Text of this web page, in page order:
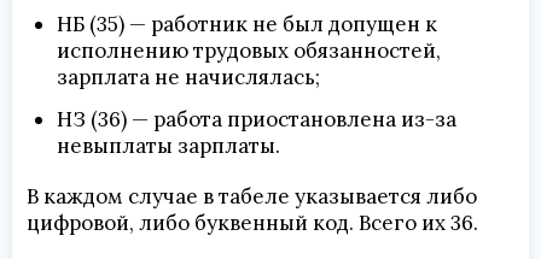
НБ (35) — работник не был допущен к
исполнению трудовых обязанностей,
зарплата не начислялась;
НЗ (36) — работа приостановлена из-за
невыплаты зарплаты.
В каждом случае в табеле указывается либо
цифровой, либо буквенный код. Всего их 36.